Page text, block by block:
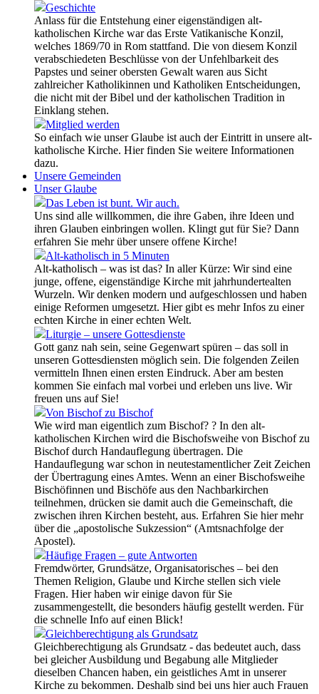
Geschichte
Anlass für die Entstehung einer eigenständigen alt-
katholischen Kirche war das Erste Vatikanische Konzil,
welches 1869/70 in Rom stattfand. Die von diesem Konzil
verabschiedeten Beschlüsse von der Unfehlbarkeit des
Papstes und seiner obersten Gewalt waren aus Sicht
zahlreicher Katholikinnen und Katholiken Entscheidungen,
die nicht mit der Bibel und der katholischen Tradition in
Einklang stehen.
Mitglied werden
So einfach wie unser Glaube ist auch der Eintritt in unsere alt-
katholische Kirche. Hier finden Sie weitere Informationen
dazu.
Unsere Gemeinden
Unser Glaube
Das Leben ist bunt. Wir auch.
Uns sind alle willkommen, die ihre Gaben, ihre Ideen und
ihren Glauben einbringen wollen. Klingt gut für Sie? Dann
erfahren Sie mehr über unsere offene Kirche!
Alt-katholisch in 5 Minuten
Alt-katholisch – was ist das? In aller Kürze: Wir sind eine
junge, offene, eigenständige Kirche mit jahrhundertealten
Wurzeln. Wir denken modern und aufgeschlossen und haben
einige Reformen umgesetzt. Hier gibt es mehr Infos zu einer
echten Kirche in einer echten Welt.
Liturgie – unsere Gottesdienste
Gott ganz nah sein, seine Gegenwart spüren – das soll in
unseren Gottesdiensten möglich sein. Die folgenden Zeilen
vermitteln Ihnen einen ersten Eindruck. Aber am besten
kommen Sie einfach mal vorbei und erleben uns live. Wir
freuen uns auf Sie!
Von Bischof zu Bischof
Wie wird man eigentlich zum Bischof? ? In den alt-
katholischen Kirchen wird die Bischofsweihe von Bischof zu
Bischof durch Handauflegung übertragen. Die
Handauflegung war schon in neutestamentlicher Zeit Zeichen
der Übertragung eines Amtes. Wenn an einer Bischofsweihe
Bischöfinnen und Bischöfe aus den Nachbarkirchen
teilnehmen, drücken sie damit auch die Gemeinschaft, die
zwischen ihren Kirchen besteht, aus. Erfahren Sie hier mehr
über die „apostolische Sukzession“ (Amtsnachfolge der
Apostel).
Häufige Fragen – gute Antworten
Fremdwörter, Grundsätze, Organisatorisches – bei den
Themen Religion, Glaube und Kirche stellen sich viele
Fragen. Hier haben wir einige davon für Sie
zusammengestellt, die besonders häufig gestellt werden. Für
die schnelle Info auf einen Blick!
Gleichberechtigung als Grundsatz
Gleichberechtigung als Grundsatz - das bedeutet auch, dass
bei gleicher Ausbildung und Begabung alle Mitglieder
dieselben Chancen haben, ein geistliches Amt in unserer
Kirche zu bekommen. Deshalb sind bei uns hier auch Frauen